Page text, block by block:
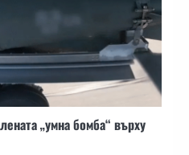
„умна бомба“ върху